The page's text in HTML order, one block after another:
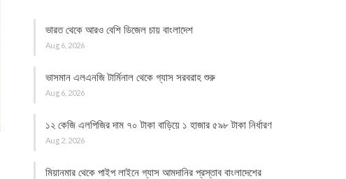
ভারত থেকে আরও বেশি ডিজেল চায় বাংলাদেশ
Aug 6, 2026
ভাসমান এলএনজি টার্মিনাল থেকে গ্যাস সরবরাহ শুরু
Aug 6, 2026
১২ কেজি এলপিজির দাম ৭০ টাকা বাড়িয়ে ১ হাজার ৫৯৮ টাকা নির্ধারণ
Aug 2, 2026
মিয়ানমার থেকে পাইপ লাইনে গ্যাস আমদানির প্রস্তাব বাংলাদেশের